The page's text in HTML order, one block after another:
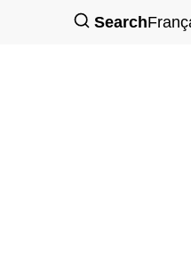
Search